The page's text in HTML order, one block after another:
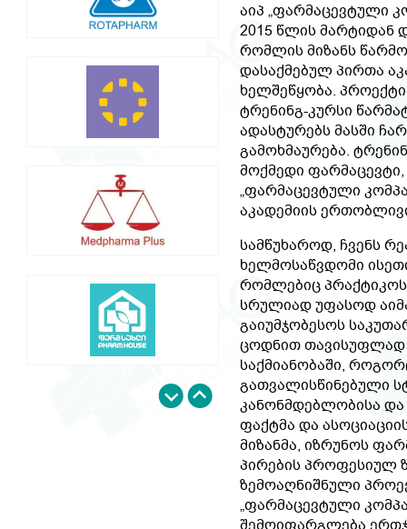
აიპ „ფარმაცევტული
2015 წლის მარტიდან
რომლის მიზანს
დასაქმებულ პირთა
ხელშეწყობა.
ტრენინგ-კურსი
ადასტურებს მასში
გამოხმაურება.
მოქმედი
„ფარმაცევტული
აკადემიის
სამწუხაროდ, ჩვენს
ხელმოსაწვდომი
რომლებიც პრაქტიკოს
სრულიად უფასოდ
გაიუმჯობესოს
ცოდნით
საქმიანობაში,
გათვალისწინებული
კანონმდებლობისა და
ფაქტმა და
მიზანმა, იზრუნოს
პირების პროფესიულ
ზემოაღნიშნული
„ფარმაცევტული